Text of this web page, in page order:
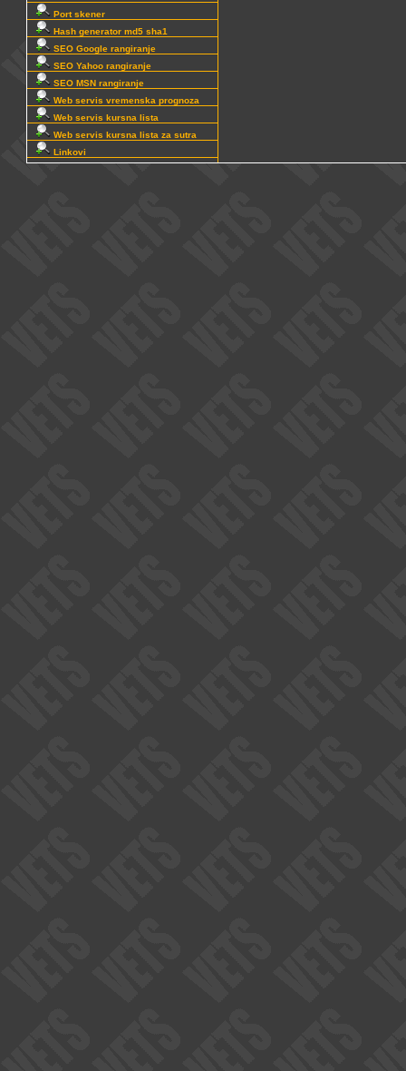
Port skener
Hash generator md5 sha1
SEO Google rangiranje
SEO Yahoo rangiranje
SEO MSN rangiranje
Web servis vremenska prognoza
Web servis kursna lista
Web servis kursna lista za sutra
Linkovi